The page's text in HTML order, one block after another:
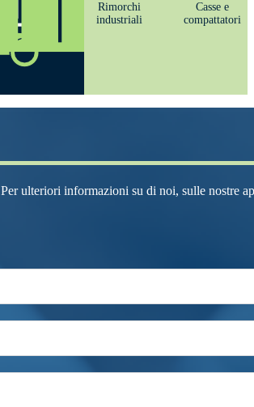
Rimorchi
industriali
Casse e
compattatori
Per ulteriori informazioni su di noi, sulle nostre